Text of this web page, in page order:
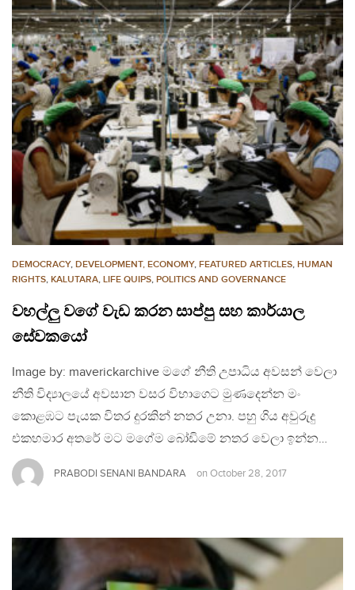
DEMOCRACY, DEVELOPMENT, ECONOMY, FEATURED ARTICLES, HUMAN
RIGHTS, KALUTARA, LIFE QUIPS, POLITICS AND GOVERNANCE
වහල්ලු වගේ වැඩ කරන සාප්පු සහ කාර්යාල
සේවකයෝ
Image by: maverickarchive මගේ නීති උපාධිය අවසන් වෙලා
නීති විද්‍යාලයේ අවසාන වසර විභාගෙට මුණදෙන්න මං
කොළඹට පැයක විතර දුරකින් නතර උනා. පහු ගිය අවුරුදු
එකහමාර අතරේ මට මගේම බෝඩිමේ නතර වෙලා ඉන්න…
PRABODI SENANI BANDARA on October 28, 2017